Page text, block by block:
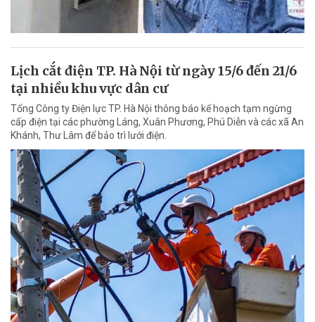
Lịch cắt điện TP. Hà Nội từ ngày 15/6 đến 21/6
tại nhiều khu vực dân cư
Tổng Công ty Điện lực TP. Hà Nội thông báo kế hoạch tạm ngừng
cấp điện tại các phường Láng, Xuân Phương, Phú Diễn và các xã An
Khánh, Thư Lâm để bảo trì lưới điện.